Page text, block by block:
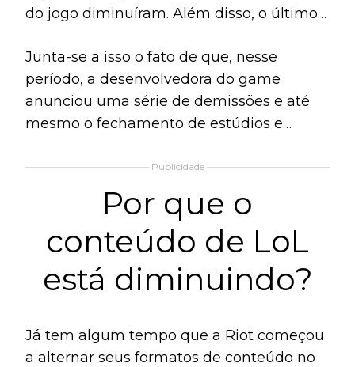
do jogo diminuíram. Além disso, o último
atirador Smolder, não contou com uma
animação ou um conto a respeito de sua
história.
Junta-se a isso o fato de que, nesse
período, a desenvolvedora do game
anunciou uma série de demissões e até
mesmo o fechamento de estúdios e
público começasse a questionar se
haveria alguma relação entre todos esses
Publicidade
Por que o
conteúdo de LoL
está diminuindo?
Já tem algum tempo que a Riot começou
a alternar seus formatos de conteúdo no